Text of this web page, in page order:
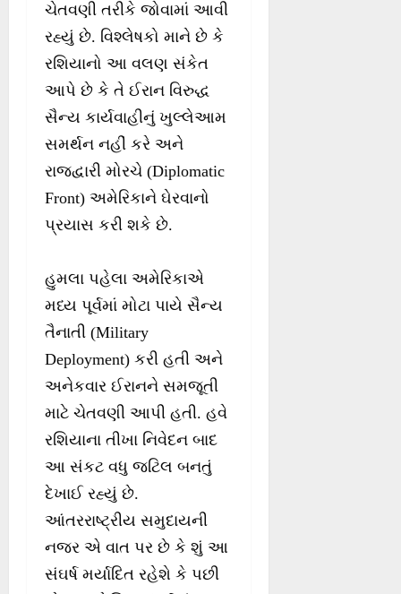
ચેતવણી તરીકે જોવામાં આવી
રહ્યું છે. વિશ્લેષકો માને છે કે
રશિયાનો આ વલણ સંકેત
આપે છે કે તે ઈરાન વિરુદ્ધ
સૈન્ય કાર્યવાહીનું ખુલ્લેઆમ
સમર્થન નહીં કરે અને
રાજદ્વારી મોરચે (Diplomatic
Front) અમેરિકાને ઘેરવાનો
પ્રયાસ કરી શકે છે.
હુમલા પહેલા અમેરિકાએ
મધ્ય પૂર્વમાં મોટા પાયે સૈન્ય
તૈનાતી (Military
Deployment) કરી હતી અને
અનેકવાર ઈરાનને સમજૂતી
માટે ચેતવણી આપી હતી. હવે
રશિયાના તીખા નિવેદન બાદ
આ સંકટ વધુ જટિલ બનતું
દેખાઈ રહ્યું છે.
આંતરરાષ્ટ્રીય સમુદાયની
નજર એ વાત પર છે કે શું આ
સંઘર્ષ મર્યાદિત રહેશે કે પછી